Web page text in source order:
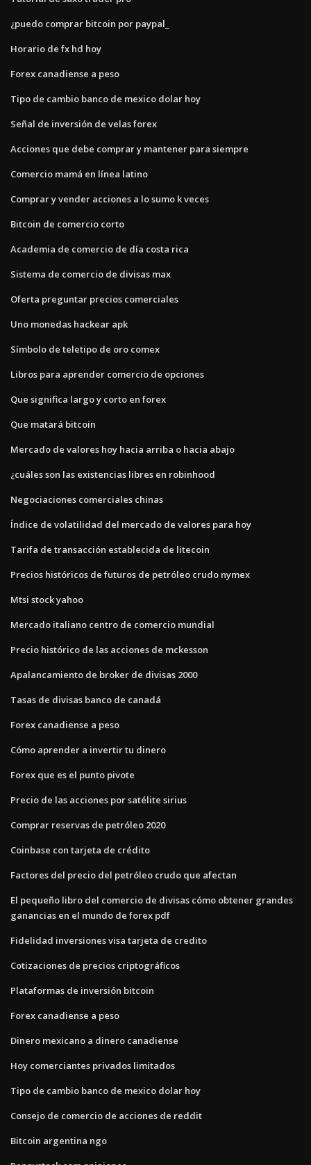
¿puedo comprar bitcoin por paypal_
Horario de fx hd hoy
Forex canadiense a peso
Tipo de cambio banco de mexico dolar hoy
Señal de inversión de velas forex
Acciones que debe comprar y mantener para siempre
Comercio mamá en línea latino
Comprar y vender acciones a lo sumo k veces
Bitcoin de comercio corto
Academia de comercio de día costa rica
Sistema de comercio de divisas max
Oferta preguntar precios comerciales
Uno monedas hackear apk
Símbolo de teletipo de oro comex
Libros para aprender comercio de opciones
Que significa largo y corto en forex
Que matará bitcoin
Mercado de valores hoy hacia arriba o hacia abajo
¿cuáles son las existencias libres en robinhood
Negociaciones comerciales chinas
Índice de volatilidad del mercado de valores para hoy
Tarifa de transacción establecida de litecoin
Precios históricos de futuros de petróleo crudo nymex
Mtsi stock yahoo
Mercado italiano centro de comercio mundial
Precio histórico de las acciones de mckesson
Apalancamiento de broker de divisas 2000
Tasas de divisas banco de canadá
Forex canadiense a peso
Cómo aprender a invertir tu dinero
Forex que es el punto pivote
Precio de las acciones por satélite sirius
Comprar reservas de petróleo 2020
Coinbase con tarjeta de crédito
Factores del precio del petróleo crudo que afectan
El pequeño libro del comercio de divisas cómo obtener grandes
ganancias en el mundo de forex pdf
Fidelidad inversiones visa tarjeta de credito
Cotizaciones de precios criptográficos
Plataformas de inversión bitcoin
Forex canadiense a peso
Dinero mexicano a dinero canadiense
Hoy comerciantes privados limitados
Tipo de cambio banco de mexico dolar hoy
Consejo de comercio de acciones de reddit
Bitcoin argentina ngo